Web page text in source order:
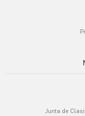
Junta de